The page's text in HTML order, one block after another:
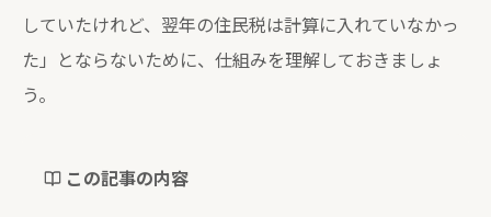
していたけれど、翌年の住民税は計算に入れていなかっ
た」とならないために、仕組みを理解しておきましょ
う。
この記事の内容